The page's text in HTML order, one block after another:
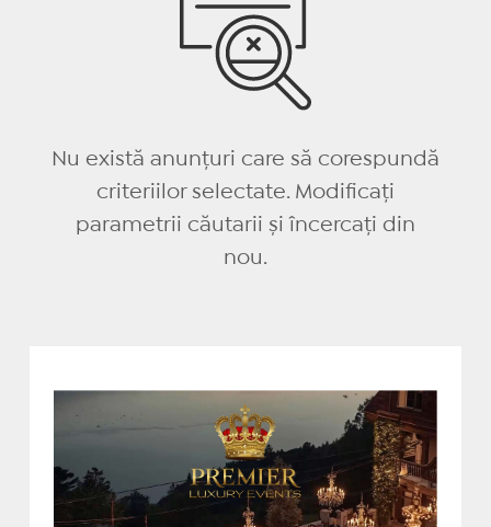
Nu există anunțuri care să corespundă
criteriilor selectate. Modificați
parametrii căutarii și încercați din
nou.